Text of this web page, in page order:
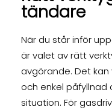
tändare
När du står inför
är valet av rätt
avgörande. Det
och enkel
situation. För